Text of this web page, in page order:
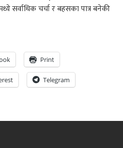
सर्वाधिक चर्चा र बहसका पात्र बनेकी
Print
Telegram